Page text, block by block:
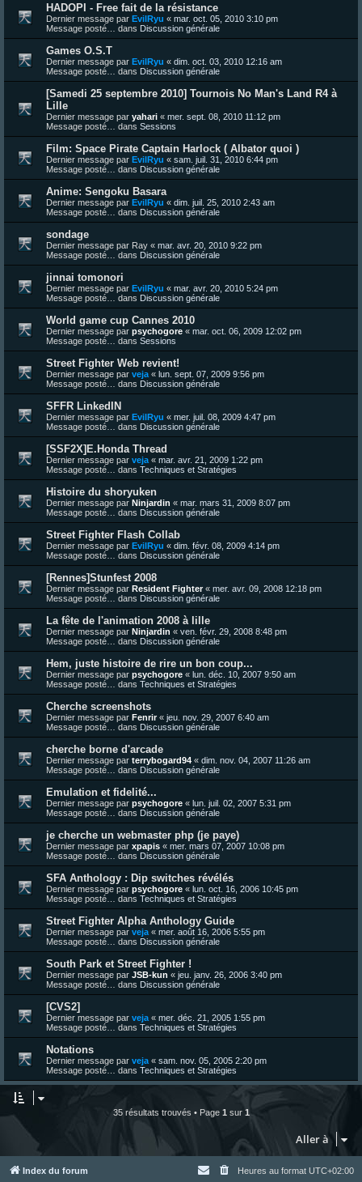
HADOPI - Free fait de la résistance
Dernier message par EvilRyu « mar. oct. 05, 2010 3:10 pm
Message posté… dans Discussion générale
Games O.S.T
Dernier message par EvilRyu « dim. oct. 03, 2010 12:16 am
Message posté… dans Discussion générale
[Samedi 25 septembre 2010] Tournois No Man's Land R4 à
Lille
Dernier message par yahari « mer. sept. 08, 2010 11:12 pm
Message posté… dans Sessions
Film: Space Pirate Captain Harlock ( Albator quoi )
Dernier message par EvilRyu « sam. juil. 31, 2010 6:44 pm
Message posté… dans Discussion générale
Anime: Sengoku Basara
Dernier message par EvilRyu « dim. juil. 25, 2010 2:43 am
Message posté… dans Discussion générale
sondage
Dernier message par Ray « mar. avr. 20, 2010 9:22 pm
Message posté… dans Discussion générale
jinnai tomonori
Dernier message par EvilRyu « mar. avr. 20, 2010 5:24 pm
Message posté… dans Discussion générale
World game cup Cannes 2010
Dernier message par psychogore « mar. oct. 06, 2009 12:02 pm
Message posté… dans Sessions
Street Fighter Web revient!
Dernier message par veja « lun. sept. 07, 2009 9:56 pm
Message posté… dans Discussion générale
SFFR LinkedIN
Dernier message par EvilRyu « mer. juil. 08, 2009 4:47 pm
Message posté… dans Discussion générale
[SSF2X]E.Honda Thread
Dernier message par veja « mar. avr. 21, 2009 1:22 pm
Message posté… dans Techniques et Stratégies
Histoire du shoryuken
Dernier message par Ninjardin « mar. mars 31, 2009 8:07 pm
Message posté… dans Discussion générale
Street Fighter Flash Collab
Dernier message par EvilRyu « dim. févr. 08, 2009 4:14 pm
Message posté… dans Discussion générale
[Rennes]Stunfest 2008
Dernier message par Resident Fighter« mer. avr. 09, 2008 12:18 pm
Message posté… dans Discussion générale
La fête de l'animation 2008 à lille
Dernier message par Ninjardin « ven. févr. 29, 2008 8:48 pm
Message posté… dans Discussion générale
Hem, juste histoire de rire un bon coup...
Dernier message par psychogore « lun. déc. 10, 2007 9:50 am
Message posté… dans Techniques et Stratégies
Cherche screenshots
Dernier message par Fenrir« jeu. nov. 29, 2007 6:40 am
Message posté… dans Discussion générale
cherche borne d'arcade
Dernier message par terrybogard94 « dim. nov. 04, 2007 11:26 am
Message posté… dans Discussion générale
Emulation et fidelité...
Dernier message par psychogore « lun. juil. 02, 2007 5:31 pm
Message posté… dans Discussion générale
je cherche un webmaster php (je paye)
Dernier message par xpapis « mer. mars 07, 2007 10:08 pm
Message posté… dans Discussion générale
SFA Anthology : Dip switches révélés
Dernier message par psychogore « lun. oct. 16, 2006 10:45 pm
Message posté… dans Techniques et Stratégies
Street Fighter Alpha Anthology Guide
Dernier message par veja « mer. août 16, 2006 5:55 pm
Message posté… dans Discussion générale
South Park et Street Fighter !
Dernier message par JSB-kun « jeu. janv. 26, 2006 3:40 pm
Message posté… dans Discussion générale
[CVS2]
Dernier message par veja « mer. déc. 21, 2005 1:55 pm
Message posté… dans Techniques et Stratégies
Notations
Dernier message par veja « sam. nov. 05, 2005 2:20 pm
Message posté… dans Techniques et Stratégies
35 résultats trouvés • Page 1 sur 1
Aller à
Index du forum Heures au format UTC+02:00